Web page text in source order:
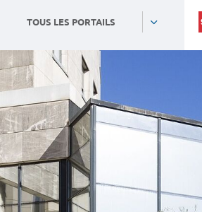
TOUS LES PORTAILS